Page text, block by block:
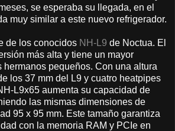
se esperaba su llegada, en el
muy similar a este nuevo refrigerador.
de los conocidos NH-L9 de Noctua. El
más alta y tiene un mayor
hermanos pequeños. Con una altura
los 37 mm del L9 y cuatro heatpipes
L9x65 aumenta su capacidad de
las mismas dimensiones de
95 x 95 mm. Este tamaño garantiza
con la memoria RAM y PCIe en